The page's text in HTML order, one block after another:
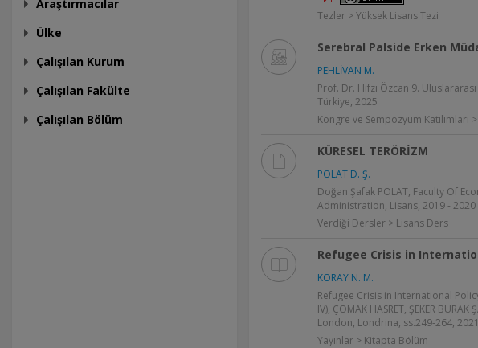
Araştırmacılar
Ülke
Çalışılan Kurum
Çalışılan Fakülte
Çalışılan Bölüm
Tezler > Yüksek Lisans Tezi
Serebral Palside Erken
PEHLİVAN M.
Prof. Dr. Hıfzı Özcan 9.
Türkiye, 2025
Kongre ve Sempozyum Katılımları >
KÜRESEL TERÖRİZM
POLAT D. Ş.
Doğan Şafak POLAT, Faculty Of
Administration, Lisans, 2019 - 2020
Verdiği Dersler > Lisans Ders
Refugee Crisis in
KORAY N. M.
Refugee Crisis in International
IV), ÇOMAK HASRET, ŞEKER
London, Londrina, ss.249-264, 2021
Yayınlar > Kitapta Bölüm